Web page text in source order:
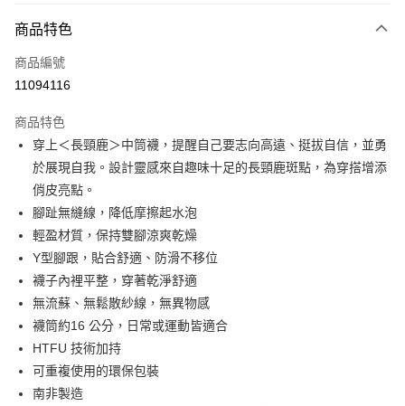
信用卡一次付款
超商取貨付款
Apple Pay
街口支付
悠遊付
Google Pay
全盈+PAY
大哥付你分期
相關說明
【大哥付你分期使用說明】
1.本服務由台灣大哥大提供，台灣大哥大用戶可立即使用無須另外申請。
流程，驗證手機門號後，選擇欲分期的期數、繳款截止日，確認付款後即完
AFTEE先享後付
相關說明
商品特色
商品編號
11094116
商品特色
穿上＜長頸鹿＞中筒襪，提醒自己要志向高遠、挺拔自信，並勇
於展現自我。設計靈感來自趣味十足的長頸鹿斑點，為穿搭增添
俏皮亮點。
腳趾無縫線，降低摩擦起水泡
輕盈材質，保持雙腳涼爽乾燥
Y型腳跟，貼合舒適、防滑不移位
襪子內裡平整，穿著乾淨舒適
無流蘇、無鬆散紗線，無異物感
襪筒約16 公分，日常或運動皆適合
HTFU 技術加持
可重複使用的環保包裝
南非製造